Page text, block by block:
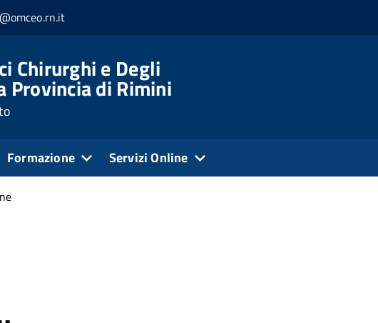
Chirurghi e Degli
Provincia di Rimini
Formazione Servizi Online